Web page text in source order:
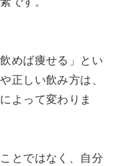
めば痩せる」とい
正しい飲み方は、
よって変わりま
とではなく、自分